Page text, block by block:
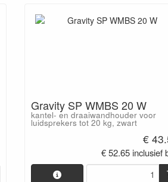
Gravity SP WMBS 20 W
kantel- en draaiwandhouder voor
luidsprekers tot 20 kg, zwart
€
€ 52.65 inclusief